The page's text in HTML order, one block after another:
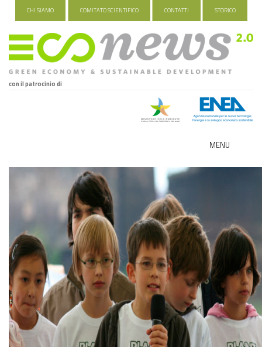
CHI SIAMO COMITATO SCIENTIFICO CONTATTI STORICO
con il patrocinio di
MENU
ECO-NOMY
INDUSTRIA VERDE
FOOD&TRAVEL
HEALTH&WELLNESS
GREEN TECH
GLOCAL
ECO-EVENTI